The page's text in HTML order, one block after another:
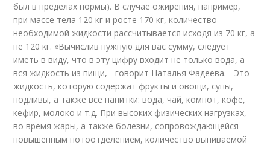
был в пределах нормы). В случае ожирения, например,
при массе тела 120 кг и росте 170 кг, количество
необходимой жидкости рассчитывается исходя из 70 кг, а
не 120 кг. «Вычислив нужную для вас сумму, следует
иметь в виду, что в эту цифру входит не только вода, а
вся жидкость из пищи, - говорит Наталья Фадеева. - Это
жидкость, которую содержат фрукты и овощи, супы,
подливы, а также все напитки: вода, чай, компот, кофе,
кефир, молоко и т.д. При высоких физических нагрузках,
во время жары, а также болезни, сопровождающейся
повышенным потоотделением, количество выпиваемой